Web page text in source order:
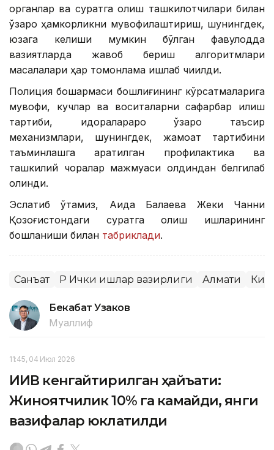
органлар ва суратга олиш ташкилотчилари билан
ўзаро ҳамкорликни мувофиқлаштириш, шунингдек,
юзага келиши мумкин бўлган фавқулодда
вазиятларда жавоб бериш алгоритмлари
масалалари ҳар томонлама ишлаб чиқилди.
Полиция бошқармаси бошлиғининг кўрсатмаларига
мувофиқ, кучлар ва воситаларни сафарбар қилиш
тартиби, идоралараро ўзаро таъсир
механизмлари, шунингдек, жамоат тартибини
таъминлашга қаратилган профилактика ва
ташкилий чоралар мажмуаси олдиндан белгилаб
олинди.
Эслатиб ўтамиз, Аида Балаева Жеки Чанни
Қозоғистондаги суратга олиш ишларининг
бошланиши билан табриклади.
Санъат ҚР Ички ишлар вазирлиги Алмати
Бекабат Узаков
Муаллиф
11:45, 04 Июл 2026
ИИВ кенгайтирилган ҳайъати:
Жиноятчилик 10% га камайди, янги
вазифалар юклатилди